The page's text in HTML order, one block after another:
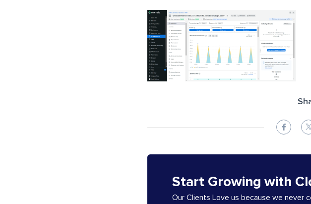
Start Growing with
Our Clients Love us because we never